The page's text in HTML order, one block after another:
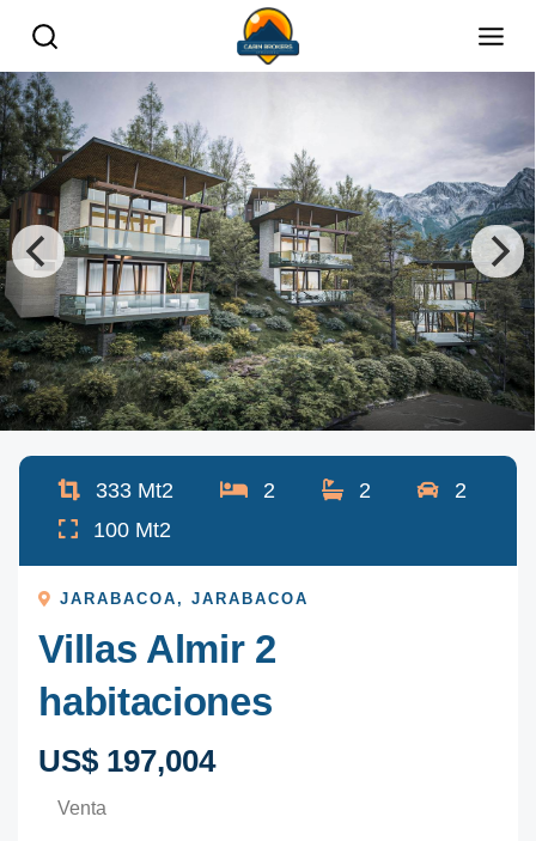
333 Mt2 2 2
2
100 Mt2
JARABACOA ,JARABACOA
Villas Almir 2
habitaciones
US$ 197,004
Venta